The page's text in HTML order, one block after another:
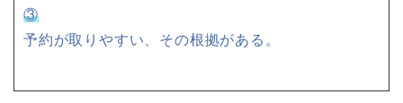
③
予約が取りやすい、その根拠がある。